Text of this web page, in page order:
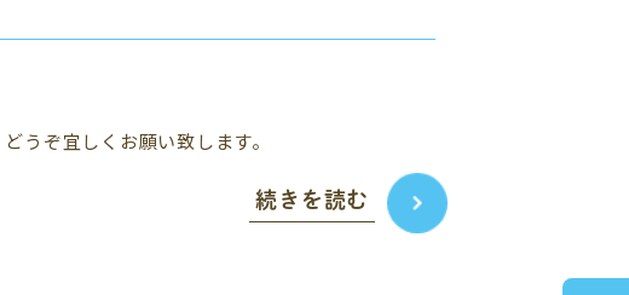
うぞ宜しくお願い致します。
続きを読む